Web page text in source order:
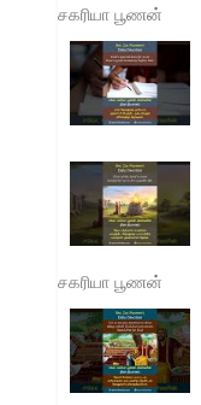
சகரியா பூணன்
சகரியா பூணன்